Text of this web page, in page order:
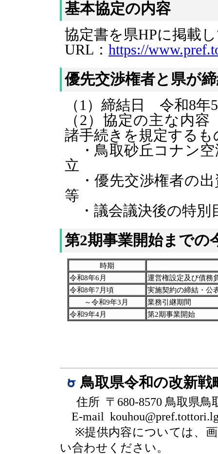
基本協定の内容
協定書を県HPに掲載
URL： https://
優先交渉権者と県が
（1）締結日 令和8年
（2）協定の主な内
諸手続きを規定するも
・鳥取砂丘コナン空
立
・優先交渉権者の出
等
・議会議決後の特別
第2期事業開始までの
時期
令和8年6月
運営権設定及び債務
令和8年7月頃
実施契約の締結・公
～令和9年3月
業務引継期間
令和9年4月
第2期事業開始
鳥取県令和の改新
住所 〒680-8570 鳥取県鳥
E-mail
※提供内容については、
い合わせください。